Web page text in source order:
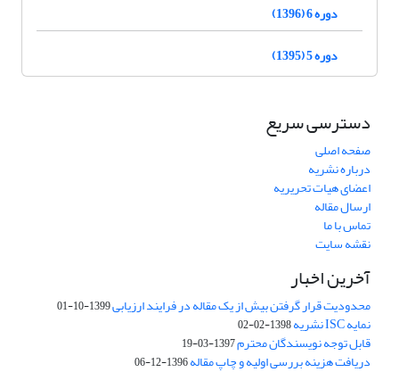
دوره 6 (1396)
دوره 5 (1395)
دسترسی سریع
صفحه اصلی
درباره نشریه
اعضای هیات تحریریه
ارسال مقاله
تماس با ما
نقشه سایت
آخرین اخبار
محدودیت قرار گرفتن بیش از یک مقاله در فرایند ارزیابی1399-10-01
نمایه ISC نشریه 1398-02-02
قابل توجه نویسندگان محترم1397-03-19
دریافت هزینه بررسی اولیه و چاپ مقاله1396-12-06